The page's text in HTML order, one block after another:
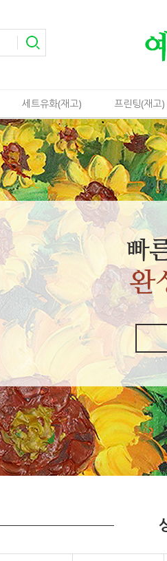
세트유화(재고) 프린팅(재고)